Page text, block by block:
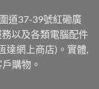
道37-39號紅磡廣
以及各類電腦配件
達網上商店)。實體,
購物。